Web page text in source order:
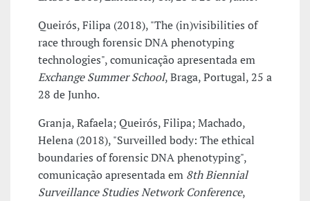
Queirós, Filipa (2018), "The (in)visibilities of
race through forensic DNA phenotyping
technologies", comunicação apresentada em
Exchange Summer School, Braga, Portugal, 25 a
28 de Junho.
Granja, Rafaela; Queirós, Filipa; Machado,
Helena (2018), "Surveilled body: The ethical
boundaries of forensic DNA phenotyping",
comunicação apresentada em 8th Biennial
Surveillance Studies Network Conference,